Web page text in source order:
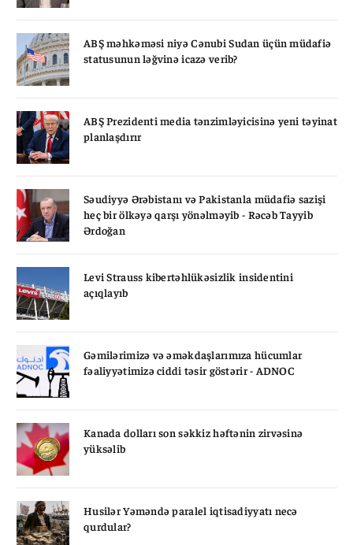
ABŞ məhkəməsi niyə Cənubi Sudan üçün müdafiə
statusunun ləğvinə icazə verib?
ABŞ Prezidenti media tənzimləyicisinə yeni təyinat
planlaşdırır
Səudiyyə Ərəbistanı və Pakistanla müdafiə sazişi
heç bir ölkəyə qarşı yönəlməyib - Rəcəb Tayyib
Ərdoğan
Levi Strauss kibertəhlükəsizlik insidentini
açıqlayıb
Gəmilərimizə və əməkdaşlarımıza hücumlar
fəaliyyətimizə ciddi təsir göstərir - ADNOC
Kanada dolları son səkkiz həftənin zirvəsinə
yüksəlib
Husilər Yəməndə paralel iqtisadiyyatı necə
qurdular?